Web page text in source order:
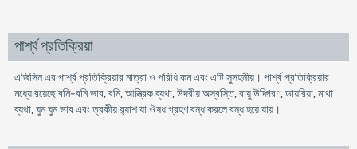
পার্শ্ব প্রতিক্রিয়া
এজিসিন এর পার্শ্ব প্রতিক্রিয়ার মাত্রা ও পরিধি কম এবং এটি সুসহনীয়। পার্শ্ব প্রতিক্রিয়ার
মধ্যে রয়েছে বমি-বমি ভাব, বমি, আন্ত্রিক ব্যথা, উদরীয় অস্বস্তি, বায়ু উদ্গিরণ, ডায়রিয়া, মাথা
ব্যথা, ঘুম ঘুম ভাব এবং ত্বকীয় র‌্যাশ যা ঔষধ গ্রহণ বন্ধ করলে বন্ধ হয়ে যায়।